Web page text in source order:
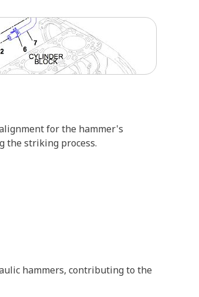
for the hammer's
the striking process.
hammers, contributing to the